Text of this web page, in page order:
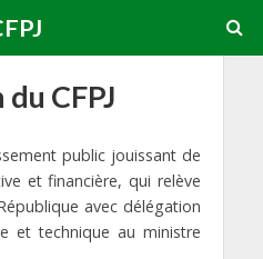
CFPJ
public jouissant de
et financière, qui relève
avec délégation
et technique au ministre